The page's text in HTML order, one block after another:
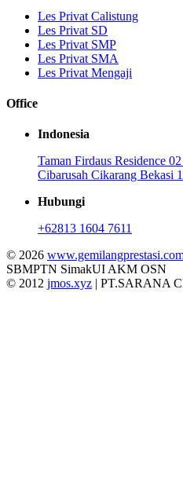
Les Privat Calistung
Les Privat SD
Les Privat SMP
Les Privat SMA
Les Privat Mengaji
Office
Indonesia
Taman Firdaus Residence
Cibarusah Cikarang Bekasi
Hubungi
+62813 1604 7611
© 2026
SBMPTN SimakUI AKM OSN
© 2012 jmos.xyz | PT.SARANA